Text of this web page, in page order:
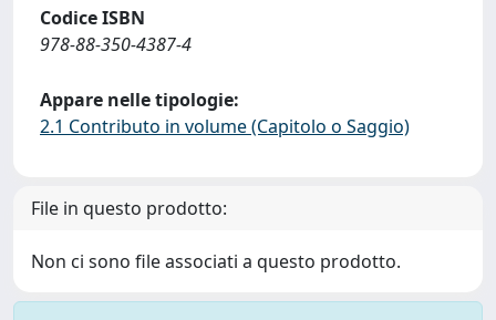
Codice ISBN
978-88-350-4387-4
Appare nelle tipologie:
2.1 Contributo in volume (Capitolo o Saggio)
File in questo prodotto:
Non ci sono file associati a questo prodotto.